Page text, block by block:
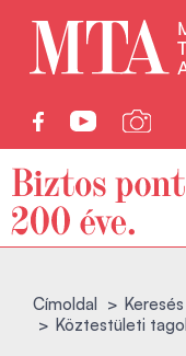
Címoldal
Köztestületi